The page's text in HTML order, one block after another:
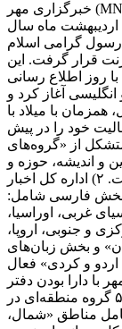
خبرگزاری مهر (MNA) از هجدهم اسفندماه سال ۸۱ فعالیت
آزمایشی خود را آغاز کرده و پس از آن در ۲۹ اردیبهشت ماه سال
ولادت رسول گرامی اسلام
قرار گرفت. این
سال ۱۳۸۲ همزمان با روز اطلاع رسانی
آغاز کرد و
سال، همزمان با میلاد با
خود را در پیش
متشکل از «گروه‌های
و اندیشه، حوزه و
دانشگاه، دانش و فناوری، ورزش و عکس» است. ۲) اداره کل اخبار
بخش فارسی شامل:
غربی، اوراسیا،
و جنوبی، اروپا،
و بخش زبان‌های
اردو و کردی» فعال
با دارا بودن دفتر
خبری در تمامی استان‌ها، اخبار استانی را در ۵ گروه منطقه‌ای در
مناطق «شمال،